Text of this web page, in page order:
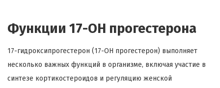
Функции 17-OH прогестерона
17-гидроксипрогестерон (17-OH прогестерон) выполняет
несколько важных функций в организме, включая участие в
синтезе кортикостероидов и регуляцию женской